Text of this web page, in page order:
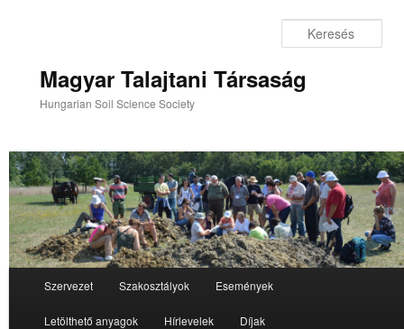
Magyar Talajtani Társaság
Hungarian Soil Science Society
Szervezet Szakosztályok Események
Letölthető anyagok Hírlevelek Díjak